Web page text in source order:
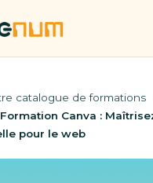
catalogue de formations
Formation Canva :
pour le web